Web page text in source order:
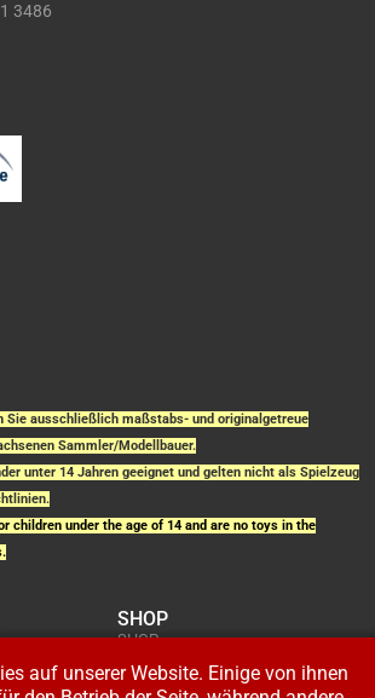
3486
Sie ausschließlich maßstabs- und originalgetreue
Sammler/Modellbauer.
unter 14 Jahren geeignet und gelten nicht als Spielzeug
children under the age of 14 and are no toys in the
SHOP
SHOP
BESTELLUNGEN
ADRESSE BEARBEITEN
auf unserer Website. Einige von ihnen